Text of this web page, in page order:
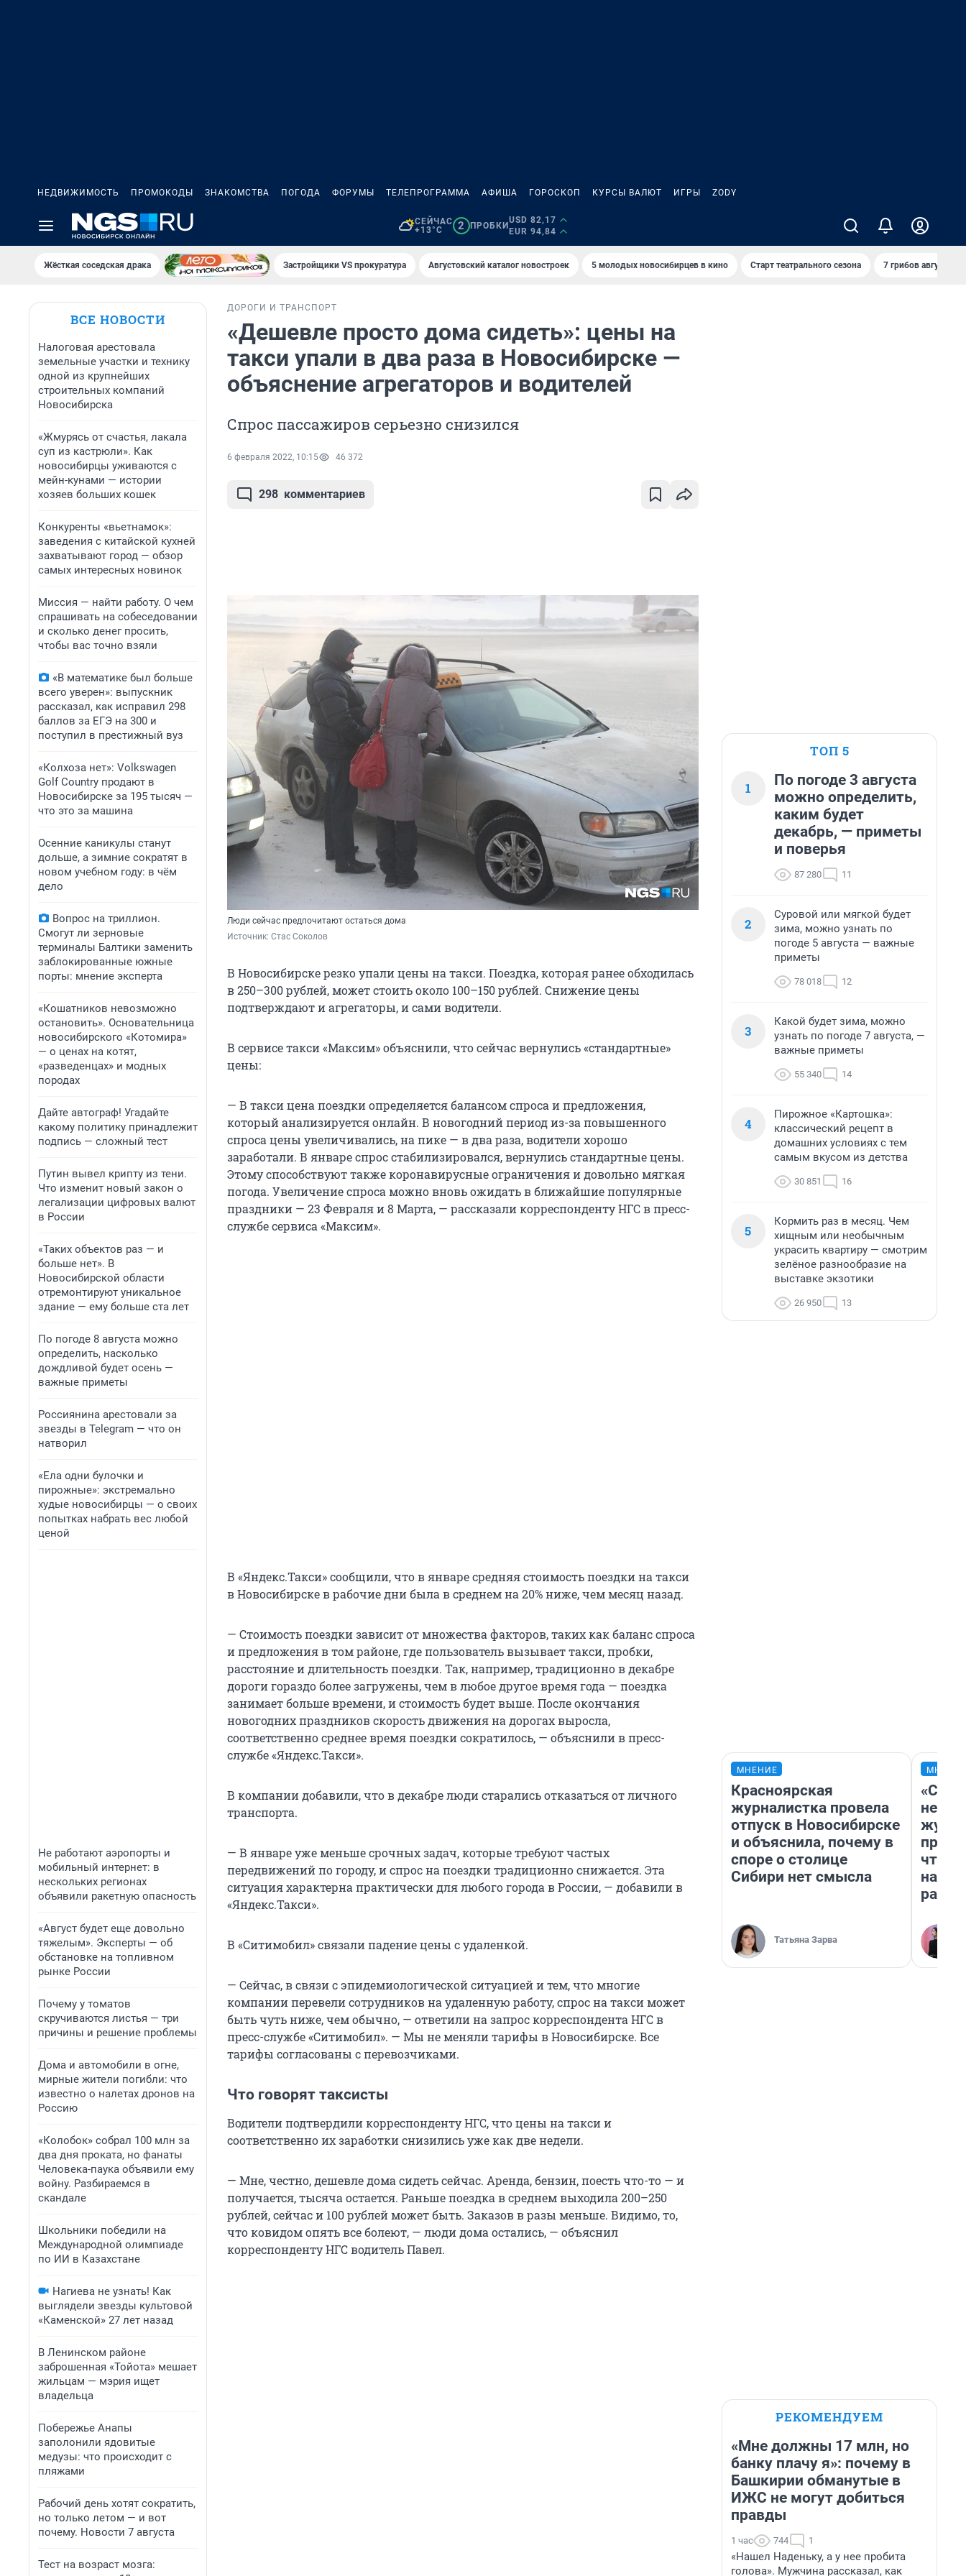
НЕДВИЖИМОСТЬ ПРОМОКОДЫ ЗНАКОМСТВА ПОГОДА ФОРУМЫ ТЕЛЕПРОГРАММА АФИША ГОРОСКОП КУРСЫ ВАЛЮТ ИГРЫ ZODY
СЕЙЧАС
+13°C
2 ПРОБКИ
USD 82,17
EUR 94,84
Жёсткая соседская драка Застройщики VS прокуратура Августовский каталог новостроек 5 молодых новосибирцев в кино Старт театрального сезона 7 грибов августа
ВСЕ НОВОСТИ
Налоговая арестовала
земельные участки и технику
одной из крупнейших
строительных компаний
Новосибирска
«Жмурясь от счастья, лакала
суп из кастрюли». Как
новосибирцы уживаются с
мейн-кунами — истории
хозяев больших кошек
Конкуренты «вьетнамок»:
заведения с китайской кухней
захватывают город — обзор
самых интересных новинок
Миссия — найти работу. О чем
спрашивать на собеседовании
и сколько денег просить,
чтобы вас точно взяли
«В математике был больше
всего уверен»: выпускник
рассказал, как исправил 298
баллов за ЕГЭ на 300 и
поступил в престижный вуз
«Колхоза нет»: Volkswagen
Golf Сountry продают в
Новосибирске за 195 тысяч —
что это за машина
Осенние каникулы станут
дольше, а зимние сократят в
новом учебном году: в чём
дело
Вопрос на триллион.
Смогут ли зерновые
терминалы Балтики заменить
заблокированные южные
порты: мнение эксперта
«Кошатников невозможно
остановить». Основательница
новосибирского «Котомира»
— о ценах на котят,
«разведенцах» и модных
породах
Дайте автограф! Угадайте
какому политику принадлежит
подпись — сложный тест
Путин вывел крипту из тени.
Что изменит новый закон о
легализации цифровых валют
в России
«Таких объектов раз — и
больше нет». В
Новосибирской области
отремонтируют уникальное
здание — ему больше ста лет
По погоде 8 августа можно
определить, насколько
дождливой будет осень —
важные приметы
Россиянина арестовали за
звезды в Telegram — что он
натворил
«Ела одни булочки и
пирожные»: экстремально
худые новосибирцы — о своих
попытках набрать вес любой
ценой
Не работают аэропорты и
мобильный интернет: в
нескольких регионах
объявили ракетную опасность
«Август будет еще довольно
тяжелым». Эксперты — об
обстановке на топливном
рынке России
Почему у томатов
скручиваются листья — три
причины и решение проблемы
Дома и автомобили в огне,
мирные жители погибли: что
известно о налетах дронов на
Россию
«Колобок» собрал 100 млн за
два дня проката, но фанаты
Человека-паука объявили ему
войну. Разбираемся в
скандале
Школьники победили на
Международной олимпиаде
по ИИ в Казахстане
Нагиева не узнать! Как
выглядели звезды культовой
«Каменской» 27 лет назад
В Ленинском районе
заброшенная «Тойота» мешает
жильцам — мэрия ищет
владельца
Побережье Анапы
заполонили ядовитые
медузы: что происходит с
пляжами
Рабочий день хотят сократить,
но только летом — и вот
почему. Новости 7 августа
Тест на возраст мозга:
ДОРОГИ И ТРАНСПОРТ
«Дешевле просто дома сидеть»: цены на
такси упали в два раза в Новосибирске —
объяснение агрегаторов и водителей
Спрос пассажиров серьезно снизился
6 февраля 2022, 10:15 46 372
298 комментариев
Люди сейчас предпочитают остаться дома
Источник: Стас Соколов
В Новосибирске резко упали цены на такси. Поездка, которая ранее обходилась
в 250–300 рублей, может стоить около 100–150 рублей. Снижение цены
подтверждают и агрегаторы, и сами водители.
В сервисе такси «Максим» объяснили, что сейчас вернулись «стандартные»
цены:
— В такси цена поездки определяется балансом спроса и предложения,
который анализируется онлайн. В новогодний период из-за повышенного
спроса цены увеличивались, на пике — в два раза, водители хорошо
заработали. В январе спрос стабилизировался, вернулись стандартные цены.
Этому способствуют также коронавирусные ограничения и довольно мягкая
погода. Увеличение спроса можно вновь ожидать в ближайшие популярные
праздники — 23 Февраля и 8 Марта, — рассказали корреспонденту НГС в пресс-
службе сервиса «Максим».
В «Яндекс.Такси» сообщили, что в январе средняя стоимость поездки на такси
в Новосибирске в рабочие дни была в среднем на 20% ниже, чем месяц назад.
— Стоимость поездки зависит от множества факторов, таких как баланс спроса
и предложения в том районе, где пользователь вызывает такси, пробки,
расстояние и длительность поездки. Так, например, традиционно в декабре
дороги гораздо более загружены, чем в любое другое время года — поездка
занимает больше времени, и стоимость будет выше. После окончания
новогодних праздников скорость движения на дорогах выросла,
соответственно среднее время поездки сократилось, — объяснили в пресс-
службе «Яндекс.Такси».
В компании добавили, что в декабре люди старались отказаться от личного
транспорта.
— В январе уже меньше срочных задач, которые требуют частых
передвижений по городу, и спрос на поездки традиционно снижается. Эта
ситуация характерна практически для любого города в России, — добавили в
«Яндекс.Такси».
В «Ситимобил» связали падение цены с удаленкой.
— Сейчас, в связи с эпидемиологической ситуацией и тем, что многие
компании перевели сотрудников на удаленную работу, спрос на такси может
быть чуть ниже, чем обычно, — ответили на запрос корреспондента НГС в
пресс-службе «Ситимобил». — Мы не меняли тарифы в Новосибирске. Все
тарифы согласованы с перевозчиками.
Что говорят таксисты
Водители подтвердили корреспонденту НГС, что цены на такси и
соответственно их заработки снизились уже как две недели.
— Мне, честно, дешевле дома сидеть сейчас. Аренда, бензин, поесть что-то — и
получается, тысяча остается. Раньше поездка в среднем выходила 200–250
рублей, сейчас и 100 рублей может быть. Заказов в разы меньше. Видимо, то,
что ковидом опять все болеют, — люди дома остались, — объяснил
корреспонденту НГС водитель Павел.
ТОП 5
1
По погоде 3 августа
можно определить,
каким будет
декабрь, — приметы
и поверья
87 280 11
2
Суровой или мягкой будет
зима, можно узнать по
погоде 5 августа — важные
приметы
78 018 12
3
Какой будет зима, можно
узнать по погоде 7 августа, —
важные приметы
55 340 14
4
Пирожное «Картошка»:
классический рецепт в
домашних условиях с тем
самым вкусом из детства
30 851 16
5
Кормить раз в месяц. Чем
хищным или необычным
украсить квартиру — смотрим
зелёное разнообразие на
выставке экзотики
26 950 13
МНЕНИЕ
Красноярская
журналистка провела
отпуск в Новосибирске
и объяснила, почему в
споре о столице
Сибири нет смысла
Татьяна Зарва
на
ради
РЕКОМЕНДУЕМ
«Мне должны 17 млн, но
банку плачу я»: почему в
Башкирии обманутые в
ИЖС не могут добиться
правды
1 час 744 1
«Нашел Наденьку, а у нее пробита
голова». Мужчина рассказал, как